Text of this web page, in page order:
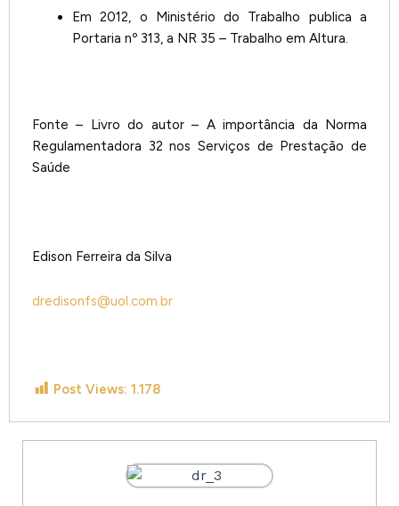
Em 2012, o Ministério do Trabalho publica a
Portaria nº 313, a NR 35 – Trabalho em Altura.
Fonte – Livro do autor – A importância da Norma
Regulamentadora 32 nos Serviços de Prestação de
Saúde
Edison Ferreira da Silva
dredisonfs@uol.com.br
Post Views: 1.178